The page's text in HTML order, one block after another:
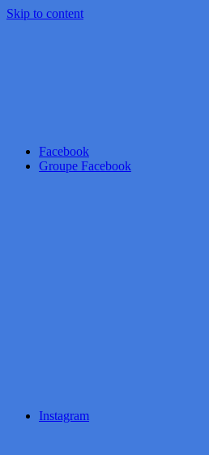
Skip to content
Facebook
Groupe Facebook
Instagram